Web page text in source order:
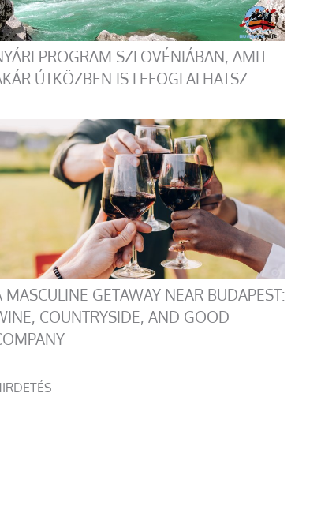
PROGRAM SZLOVÉNIÁBAN, AMIT
ÚTKÖZBEN IS LEFOGLALHATSZ
MASCULINE GETAWAY NEAR BUDAPEST:
COUNTRYSIDE, AND GOOD